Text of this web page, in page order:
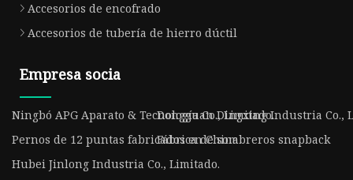
Accesorios de encofrado
Accesorios de tubería de hierro dúctil
Empresa socia
Ningbó APG Aparato & Tecnología Co., Limitado.
Dongguan Dingxing Industria Co.,
Pernos de 12 puntas fabricados en ChinaFábrica de sombreros snapback
Hubei Jinlong Industria Co., Limitado.